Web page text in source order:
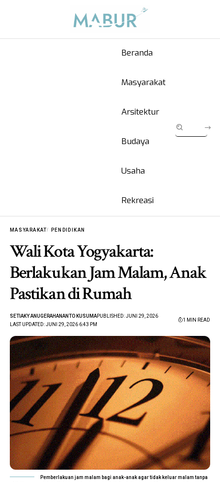
Beranda
Masyarakat
Arsitektur
Budaya
Usaha
Rekreasi
MASYARAKAT PENDIDIKAN
Wali Kota Yogyakarta:
Berlakukan Jam Malam, Anak
Pastikan di Rumah
LAST UPDATED: JUNI 29, 2026 6:43 PM
SETIAKY ANUGERAHANANTO KUSUMAPUBLISHED: JUNI 29, 2026
1 MIN READ
Pemberlakuan jam malam bagi anak-anak agar tidak keluar malam tanpa